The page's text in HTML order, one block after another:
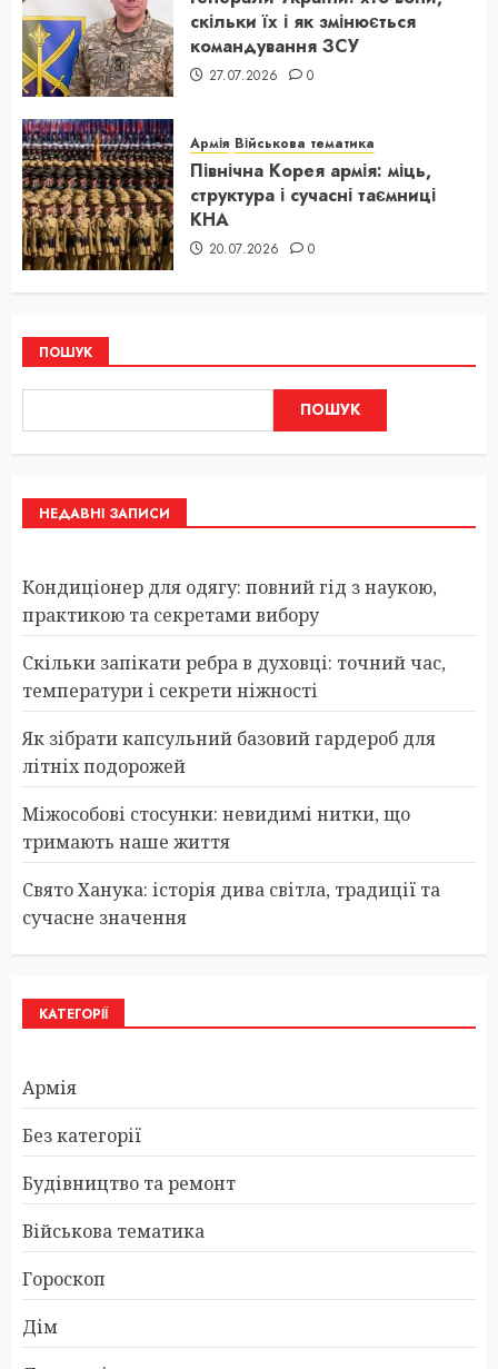
скільки їх і як змінюється
командування ЗСУ
27.07.2026 0
Армія Військова тематика
Північна Корея армія: міць,
структура і сучасні таємниці
КНА
20.07.2026 0
ПОШУК
ПОШУК
НЕДАВНІ ЗАПИСИ
Кондиціонер для одягу: повний гід з наукою,
практикою та секретами вибору
Скільки запікати ребра в духовці: точний час,
температури і секрети ніжності
Як зібрати капсульний базовий гардероб для
літніх подорожей
Міжособові стосунки: невидимі нитки, що
тримають наше життя
Свято Ханука: історія дива світла, традиції та
сучасне значення
КАТЕГОРІЇ
Армія
Без категорії
Будівництво та ремонт
Військова тематика
Гороскоп
Дім